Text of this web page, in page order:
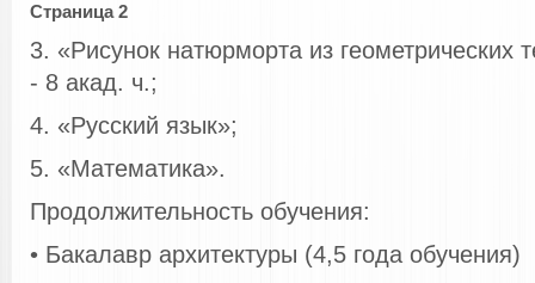
Страница 2
3. «Рисунок натюрморта из геометрических
- 8 акад. ч.;
4. «Русский язык»;
5. «Математика».
Продолжительность обучения:
• Бакалавр архитектуры (4,5 года обучения)